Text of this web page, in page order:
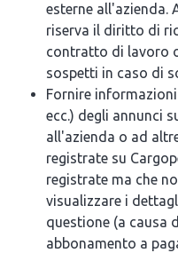
esterne all'azienda.
riserva il diritto di
contratto di lavoro
sospetti in caso di
Fornire
ecc.) degli annunci
all'azienda o ad
registrate su
registrate ma che
visualizzare i
questione (a causa
abbonamento a